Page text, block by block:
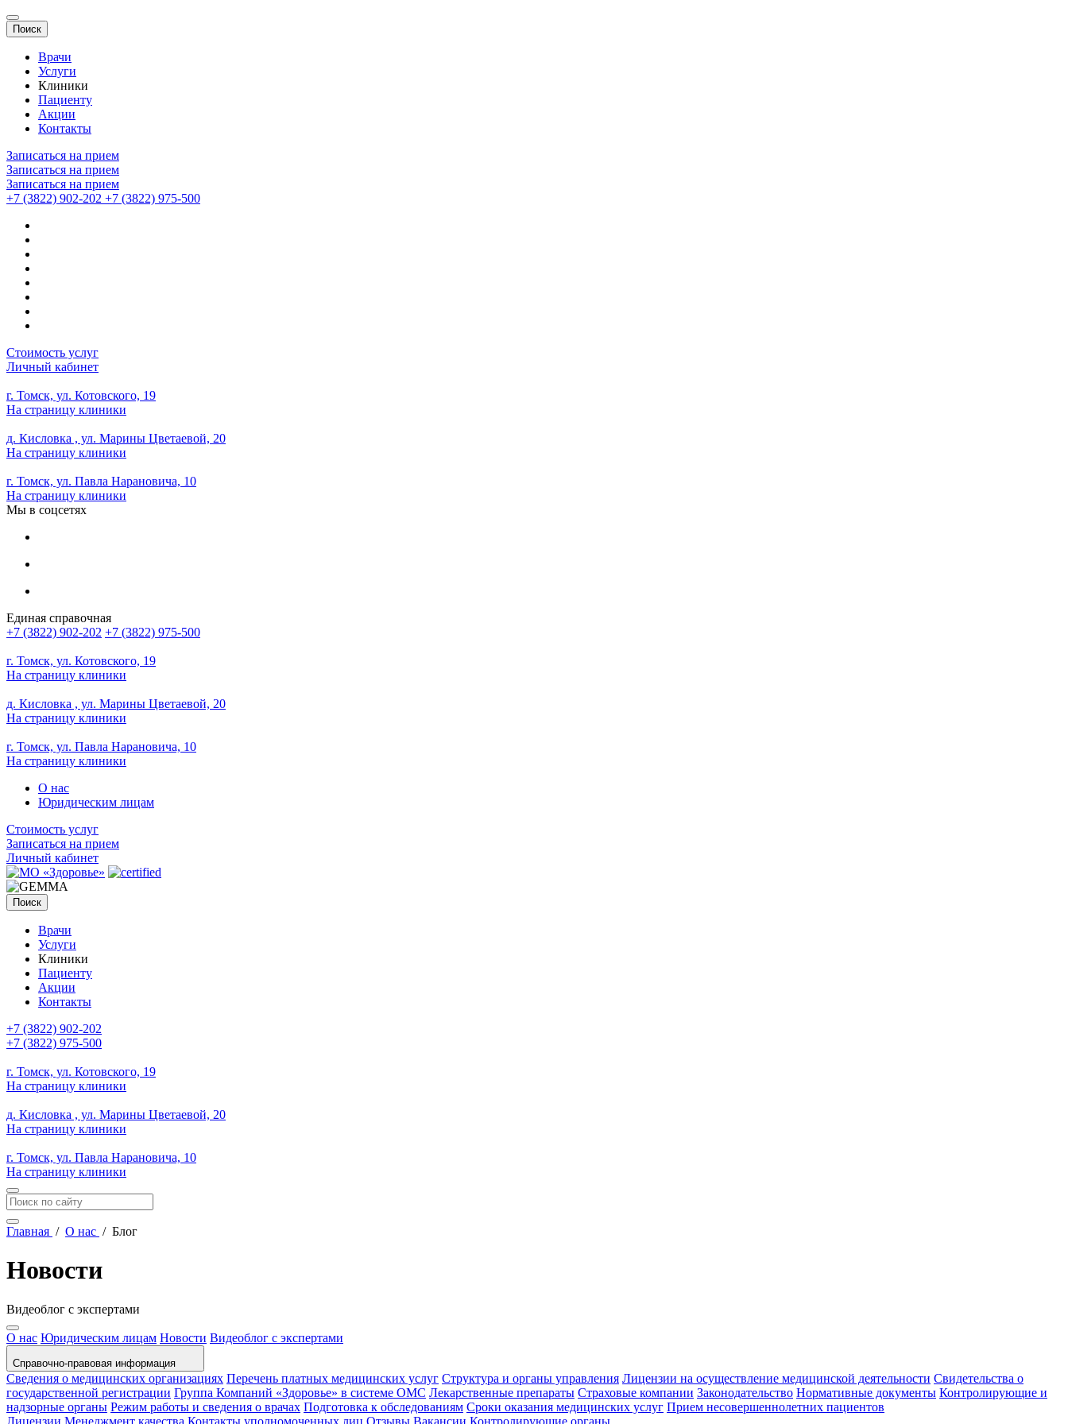
Поиск
Врачи
Услуги
Клиники
Пациенту
Акции
Контакты
Записаться на прием
Записаться на прием
Записаться на прием
+7 (3822) 902-202 +7 (3822) 975-500
Стоимость услуг
Личный кабинет
г. Томск, ул. Котовского, 19
На страницу клиники
д. Кисловка , ул. Марины Цветаевой, 20
На страницу клиники
г. Томск, ул. Павла Нарановича, 10
На страницу клиники
Мы в соцсетях
Единая справочная
+7 (3822) 902-202 +7 (3822) 975-500
г. Томск, ул. Котовского, 19
На страницу клиники
д. Кисловка , ул. Марины Цветаевой, 20
На страницу клиники
г. Томск, ул. Павла Нарановича, 10
На страницу клиники
О нас
Юридическим лицам
Стоимость услуг
Записаться на прием
Личный кабинет
Поиск
Врачи
Услуги
Клиники
Пациенту
Акции
Контакты
+7 (3822) 902-202
+7 (3822) 975-500
г. Томск, ул. Котовского, 19
На страницу клиники
д. Кисловка , ул. Марины Цветаевой, 20
На страницу клиники
г. Томск, ул. Павла Нарановича, 10
На страницу клиники
Главная / О нас / Блог
Новости
Видеоблог с экспертами
О нас Юридическим лицам Новости Видеоблог с экспертами
Справочно-правовая информация
Сведения о медицинских организациях Перечень платных медицинских услуг Структура и органы управления Лицензии на осуществление медицинской деятельности Свидетельства о
государственной регистрации Группа Компаний «Здоровье» в системе ОМС Лекарственные препараты Страховые компании Законодательство Нормативные документы Контролирующие и
надзорные органы Режим работы и сведения о врачах Подготовка к обследованиям Сроки оказания медицинских услуг Прием несовершеннолетних пациентов
Лицензии Менеджмент качества Контакты уполномоченных лиц Отзывы Вакансии Контролирующие органы